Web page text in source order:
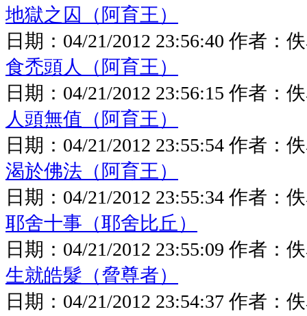
地獄之囚（阿育王）
日期： 04/21/2012 23:56:40 作者：
食禿頭人（阿育王）
日期： 04/21/2012 23:56:15 作者：
人頭無值（阿育王）
日期： 04/21/2012 23:55:54 作者：
渴於佛法（阿育王）
日期： 04/21/2012 23:55:34 作者：
耶舍十事（耶舍比丘）
日期： 04/21/2012 23:55:09 作者：
生就皓髮（脅尊者）
日期： 04/21/2012 23:54:37 作者：